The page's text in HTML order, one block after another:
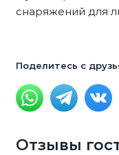
снаряжений для
Поделитесь с
Отзывы